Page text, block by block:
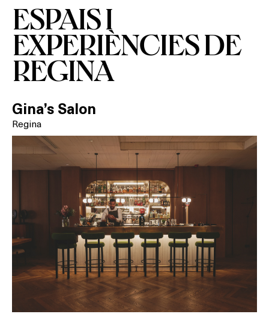
On?
ESPAIS I
EXPERIÈNCIES DE
REGINA
Gina’s Salon
Regina